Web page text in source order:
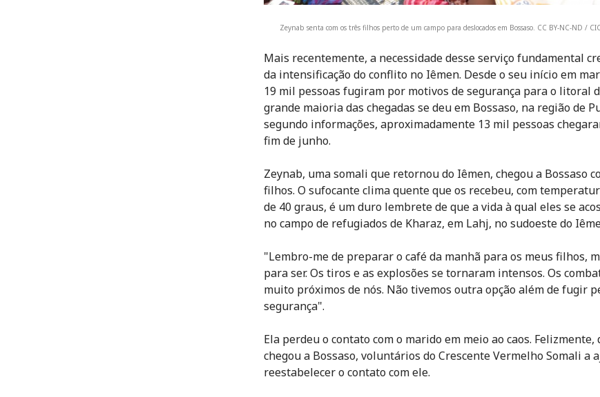
Zeynab senta com os três filhos perto de um campo para deslocados em Bossaso. CC BY-NC-ND /
Mais recentemente, a necessidade desse serviço fundamental
da intensificação do conflito no Iêmen. Desde o seu início em
19 mil pessoas fugiram por motivos de segurança para o litoral
grande maioria das chegadas se deu em Bossaso, na região de
segundo informações, aproximadamente 13 mil pessoas
fim de junho.
Zeynab, uma somali que retornou do Iêmen, chegou a Bossaso
filhos. O sufocante clima quente que os recebeu, com
de 40 graus, é um duro lembrete de que a vida à qual eles se
no campo de refugiados de Kharaz, em Lahj, no sudoeste do
"Lembro-me de preparar o café da manhã para os meus filhos,
para ser. Os tiros e as explosões se tornaram intensos. Os
muito próximos de nós. Não tivemos outra opção além de fugir
segurança".
Ela perdeu o contato com o marido em meio ao caos. Felizmente,
chegou a Bossaso, voluntários do Crescente Vermelho Somali a
reestabelecer o contato com ele.